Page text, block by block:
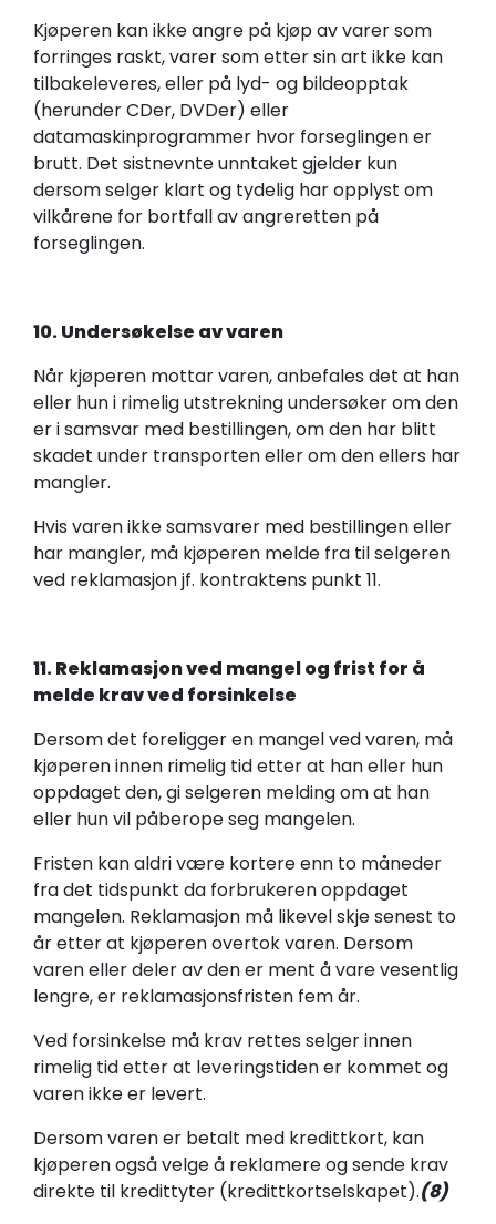
Kjøperen kan ikke angre på kjøp av varer som
forringes raskt, varer som etter sin art ikke kan
tilbakeleveres, eller på lyd- og bildeopptak
(herunder CDer, DVDer) eller
datamaskinprogrammer hvor forseglingen er
brutt. Det sistnevnte unntaket gjelder kun
dersom selger klart og tydelig har opplyst om
vilkårene for bortfall av angreretten på
forseglingen.
10. Undersøkelse av varen
Når kjøperen mottar varen, anbefales det at han
eller hun i rimelig utstrekning undersøker om den
er i samsvar med bestillingen, om den har blitt
skadet under transporten eller om den ellers har
mangler.
Hvis varen ikke samsvarer med bestillingen eller
har mangler, må kjøperen melde fra til selgeren
ved reklamasjon jf. kontraktens punkt 11.
11. Reklamasjon ved mangel og frist for å
melde krav ved forsinkelse
Dersom det foreligger en mangel ved varen, må
kjøperen innen rimelig tid etter at han eller hun
oppdaget den, gi selgeren melding om at han
eller hun vil påberope seg mangelen.
Fristen kan aldri være kortere enn to måneder
fra det tidspunkt da forbrukeren oppdaget
mangelen. Reklamasjon må likevel skje senest to
år etter at kjøperen overtok varen. Dersom
varen eller deler av den er ment å vare vesentlig
lengre, er reklamasjonsfristen fem år.
Ved forsinkelse må krav rettes selger innen
rimelig tid etter at leveringstiden er kommet og
varen ikke er levert.
Dersom varen er betalt med kredittkort, kan
kjøperen også velge å reklamere og sende krav
direkte til kredittyter (kredittkortselskapet).(8)